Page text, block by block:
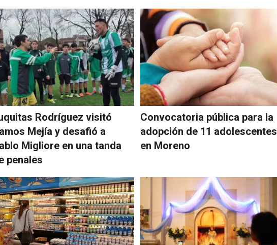
Rodríguez visitó
Mejía y desafió a
Migliore en una tanda
penales
Convocatoria pública para la
adopción de 11 adolescentes
en Moreno